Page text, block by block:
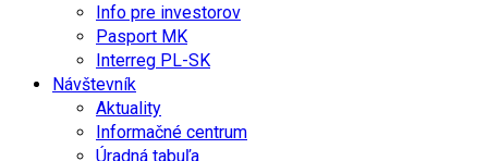
Info pre investorov
Pasport MK
Interreg PL-SK
Návštevník
Aktuality
Informačné centrum
Úradná tabuľa